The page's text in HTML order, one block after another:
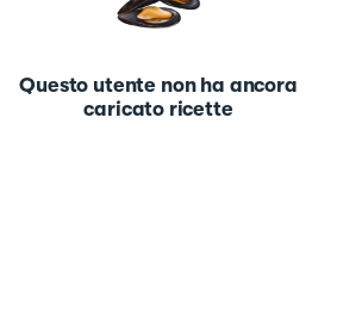
Questo utente non ha ancora
caricato ricette